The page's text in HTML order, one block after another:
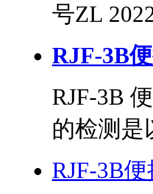
号ZL
RJF-3B
RJF-3B
的检测是
RJF-3B